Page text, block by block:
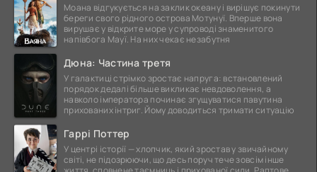
Моана відгукується на заклик океану і вирішує покинути
береги свого рідного острова Мотунуї. Вперше вона
вирушає у відкрите море у супроводі знаменитого
напівбога Мауї. На них чекає незабутня
Дюна: Частина третя
У галактиці стрімко зростає напруга: встановлений
порядок дедалі більше викликає невдоволення, а
навколо імператора починає згущуватися павутина
прихованих інтриг. Йому доводиться тримати ситуацію
Гаррі Поттер
У центрі історії — хлопчик, який зростав у звичайному
світі, не підозрюючи, що десь поруч тече зовсім інше